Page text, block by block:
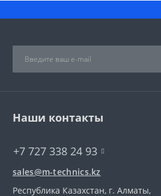
Наши контакты
+7 727 338 24 93
sales@m-technics.kz
Республика Казахстан, г. Алматы​,